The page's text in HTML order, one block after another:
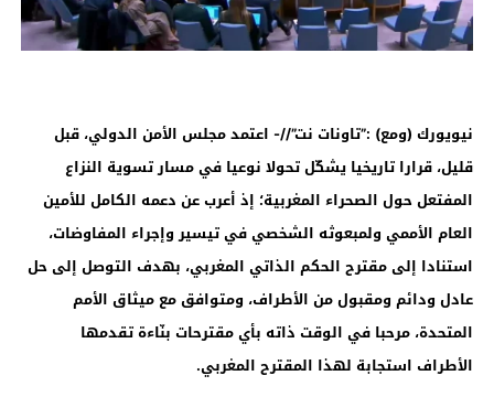
نيويورك (ومع) :”تاونات نت”//- اعتمد مجلس الأمن الدولي، قبل
قليل، قرارا تاريخيا يشكّل تحولا نوعيا في مسار تسوية النزاع
المفتعل حول الصحراء المغربية؛ إذ أعرب عن دعمه الكامل للأمين
العام الأممي ولمبعوثه الشخصي في تيسير وإجراء المفاوضات،
استنادا إلى مقترح الحكم الذاتي المغربي، بهدف التوصل إلى حل
عادل ودائم ومقبول من الأطراف، ومتوافق مع ميثاق الأمم
المتحدة، مرحبا في الوقت ذاته بأي مقترحات بنّاءة تقدمها
الأطراف استجابة لهذا المقترح المغربي.